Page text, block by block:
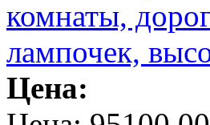
Цена: